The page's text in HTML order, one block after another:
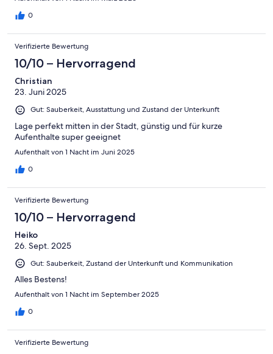
0
Verifizierte Bewertung
10/10 – Hervorragend
Christian
23. Juni 2025
Gut: Sauberkeit, Ausstattung und Zustand der Unterkunft
Lage perfekt mitten in der Stadt, günstig und für kurze
Aufenthalte super geeignet
Aufenthalt von 1 Nacht im Juni 2025
0
Verifizierte Bewertung
10/10 – Hervorragend
Heiko
26. Sept. 2025
Gut: Sauberkeit, Zustand der Unterkunft und Kommunikation
Alles Bestens!
Aufenthalt von 1 Nacht im September 2025
0
Verifizierte Bewertung